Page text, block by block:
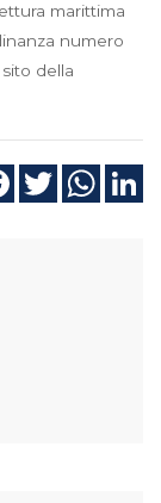
marittima
numero
della